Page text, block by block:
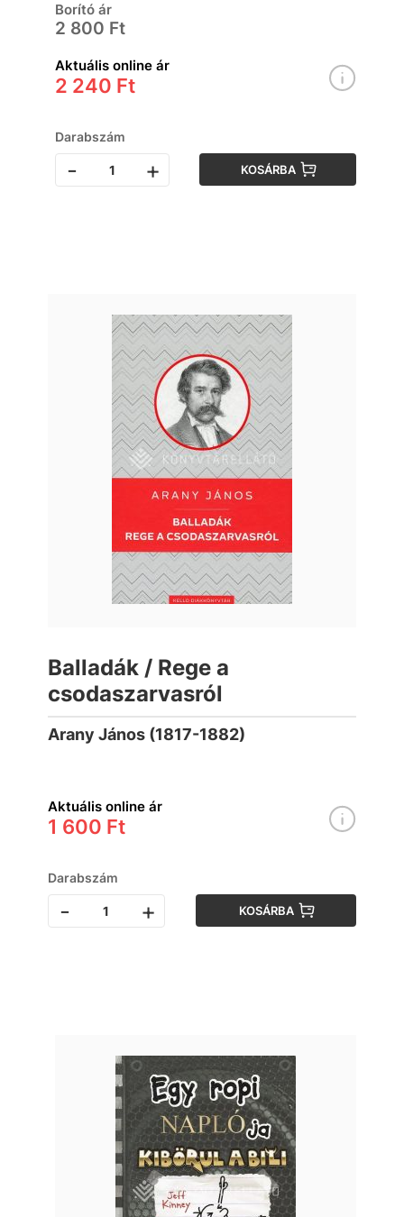
Borító ár
2 800 Ft
Aktuális online ár
2 240 Ft
Darabszám
- + KOSÁRBA
Balladák / Rege a
csodaszarvasról
Arany János (1817-1882)
Aktuális online ár
1 600 Ft
Darabszám
- + KOSÁRBA